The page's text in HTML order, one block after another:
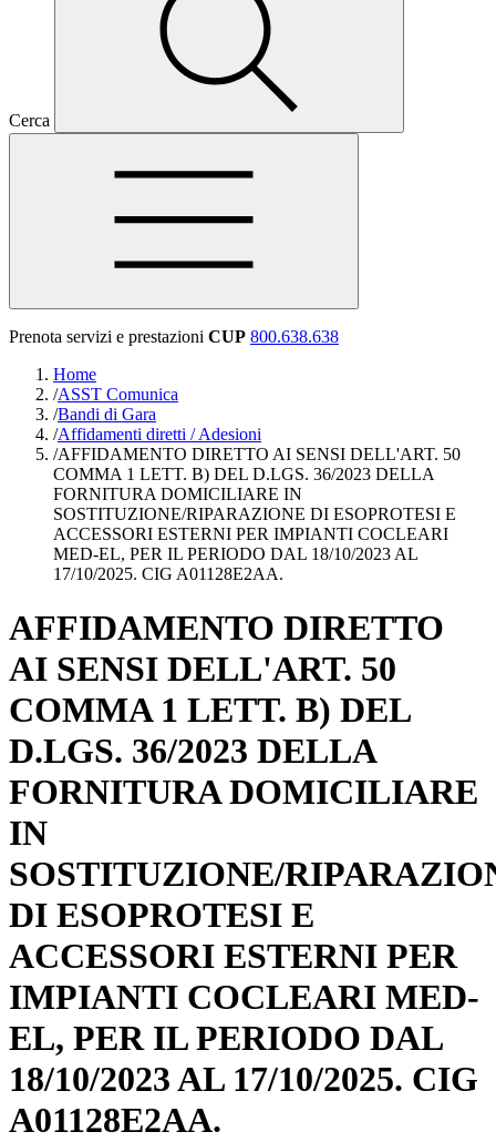
Cerca
Prenota servizi e prestazioni CUP 800.638.638
Home
/ASST Comunica
/Bandi di Gara
/Affidamenti diretti / Adesioni
/AFFIDAMENTO DIRETTO AI SENSI DELL'ART. 50
COMMA 1 LETT. B) DEL D.LGS. 36/2023 DELLA
FORNITURA DOMICILIARE IN
SOSTITUZIONE/RIPARAZIONE DI ESOPROTESI E
ACCESSORI ESTERNI PER IMPIANTI COCLEARI
MED-EL, PER IL PERIODO DAL 18/10/2023 AL
17/10/2025. CIG A01128E2AA.
AFFIDAMENTO DIRETTO
AI SENSI DELL'ART. 50
COMMA 1 LETT. B) DEL
D.LGS. 36/2023 DELLA
FORNITURA DOMICILIARE
IN
SOSTITUZIONE/
DI ESOPROTESI E
ACCESSORI ESTERNI PER
IMPIANTI COCLEARI MED-
EL, PER IL PERIODO DAL
18/10/2023 AL 17/10/2025. CIG
A01128E2AA.